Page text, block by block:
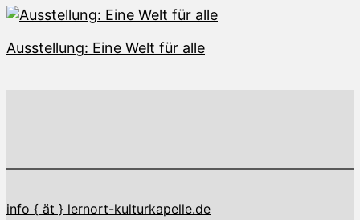
Ausstellung: Eine Welt für alle
info { ät } lernort-kulturkapelle.de